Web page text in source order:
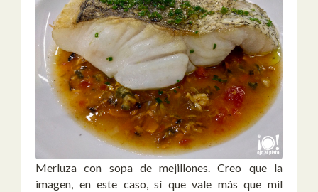
Merluza con sopa de mejillones. Creo que la
imagen, en este caso, sí que vale más que mil